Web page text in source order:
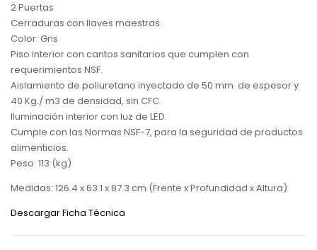
2 Puertas
Cerraduras con llaves maestras.
Color: Gris
Piso interior con cantos sanitarios que cumplen con
requerimientos NSF.
Aislamiento de poliuretano inyectado de 50 mm. de espesor y
40 Kg./ m3 de densidad, sin CFC.
Iluminación interior con luz de LED.
Cumple con las Normas NSF-7, para la seguridad de productos
alimenticios.
Peso: 113 (kg)
Medidas: 126.4 x 63.1 x 87.3 cm (Frente x Profundidad x Altura)
Descargar Ficha Técnica